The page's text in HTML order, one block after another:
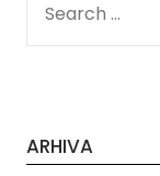
FOR:
ARHIVA